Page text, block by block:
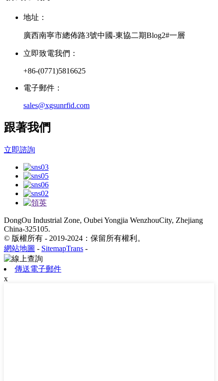
地址：
廣西南寧市總佈路3號中國-東協二期Blog2#一層
立即致電我們：
+86-(0771)5816625
電子郵件：
sales@xgsunrfid.com
跟著我們
立即諮詢
DongOu Industrial Zone, Oubei Yongjia WenzhouCity, Zhejiang
China-325105.
© 版權所有 - 2019-2024：保留所有權利。
網站地圖 - SitemapTrans -
傳送電子郵件
x